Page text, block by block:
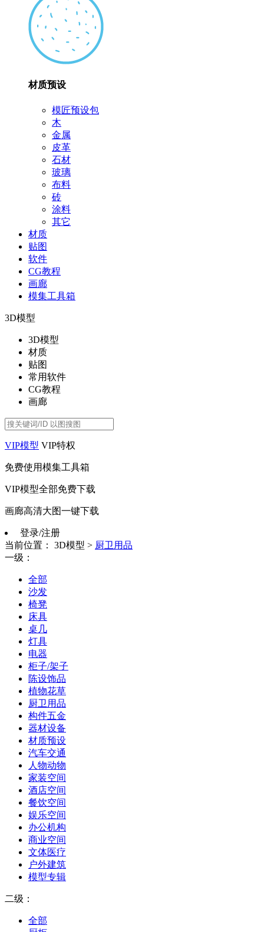
材质预设
模匠预设包
木
金属
皮革
石材
玻璃
布料
砖
涂料
其它
材质
贴图
软件
CG教程
画廊
模集工具箱
3D模型
3D模型
材质
贴图
常用软件
CG教程
画廊
VIP模型 VIP特权
免费使用模集工具箱
VIP模型全部免费下载
画廊高清大图一键下载
登录/注册
当前位置：
3D模型 > 厨卫用品
一级：
全部
沙发
椅凳
床具
桌几
灯具
电器
柜子/架子
陈设饰品
植物花草
厨卫用品
构件五金
器材设备
材质预设
汽车交通
人物动物
家装空间
酒店空间
餐饮空间
娱乐空间
办公机构
商业空间
文体医疗
户外建筑
模型专辑
二级：
全部